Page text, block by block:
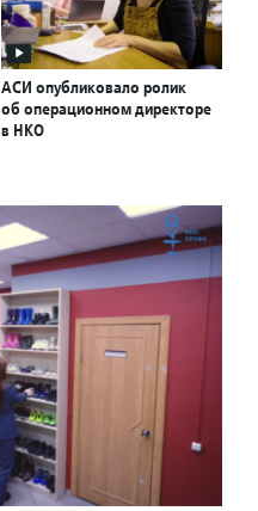
АСИ опубликовало ролик
об операционном директоре
в НКО